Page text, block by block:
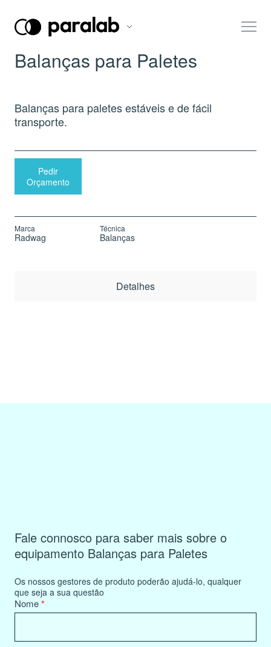
Balanças para Paletes
Balanças para paletes estáveis e de fácil
transporte.
Pedir
Orçamento
Marca
Radwag
Técnica
Balanças
Detalhes
Fale connosco para saber mais sobre o
equipamento Balanças para Paletes
Os nossos gestores de produto poderão ajudá-lo, qualquer
que seja a sua questão
Product
Information
Nome*